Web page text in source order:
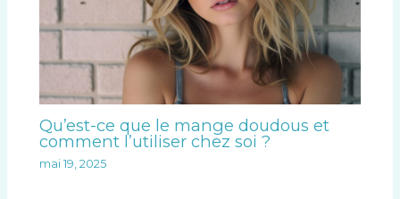
Qu’est-ce que le mange doudous et
comment l’utiliser chez soi ?
mai 19, 2025